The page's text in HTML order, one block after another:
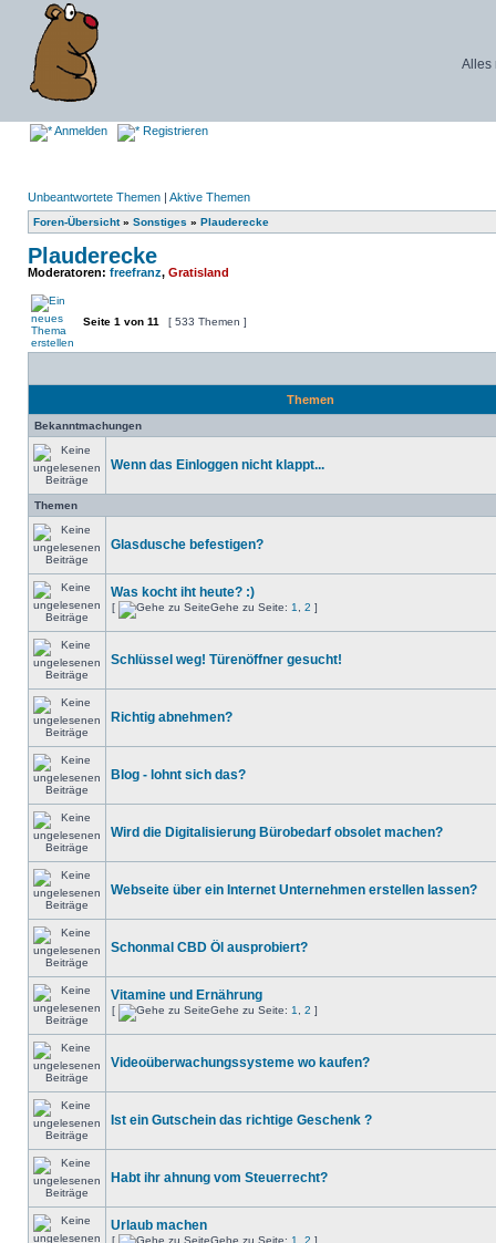
Alles
Anmelden Registrieren
Unbeantwortete Themen | Aktive Themen
Foren-Übersicht» Sonstiges » Plauderecke
Plauderecke
Moderatoren: freefranz, Gratisland
Seite 1 von 11 [ 533 Themen ]
Themen
Bekanntmachungen
Wenn das Einloggen nicht klappt...
Themen
Glasdusche befestigen?
Was kocht iht heute? :)
[ Gehe zu Seite: 1 2 ]
Schlüssel weg! Türenöffner gesucht!
Richtig abnehmen?
Blog - lohnt sich das?
Wird die Digitalisierung Bürobedarf obsolet machen?
Webseite über ein Internet Unternehmen erstellen lassen?
Schonmal CBD Öl ausprobiert?
Vitamine und Ernährung
[ Gehe zu Seite: 1 2 ]
Videoüberwachungssysteme wo kaufen?
Ist ein Gutschein das richtige Geschenk ?
Habt ihr ahnung vom Steuerrecht?
Urlaub machen
[ Gehe zu Seite: 1 2 ]